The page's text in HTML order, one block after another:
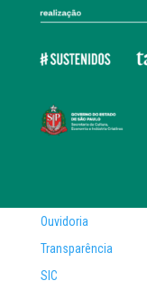
Ouvidoria
Transparência
SIC